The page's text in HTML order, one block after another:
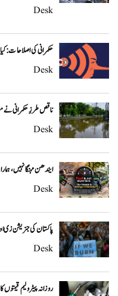
Desk
حکمرانی کی اصلاحات:
Desk
ناقص طرزِ حکمرانی نے
Desk
ایندھن مہنگا نہیں،
Desk
پاکستان کی جنریشن زی
Desk
روزانہ پیٹرولیم